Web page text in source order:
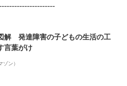
解 発達障害の子どもの生活の工
言葉がけ
ン）